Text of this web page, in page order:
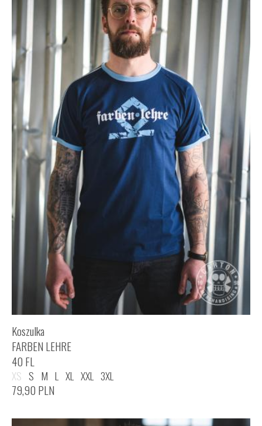
Koszulka
FARBEN LEHRE
40 FL
XS S M L XL XXL 3XL
79,90 PLN